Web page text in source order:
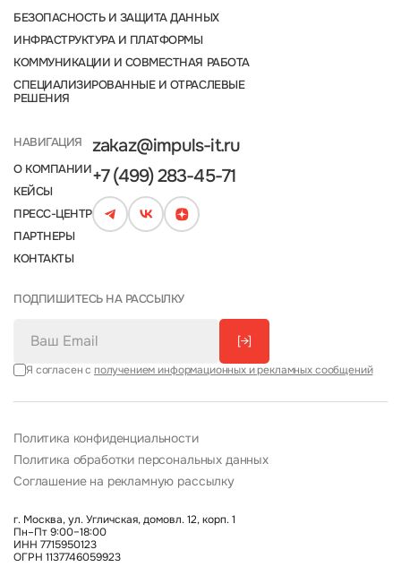
НАВИГАЦИЯ
О КОМПАНИИ
КЕЙСЫ
ПРЕСС-ЦЕНТР
ПАРТНЕРЫ
КОНТАКТЫ
zakaz@impuls-it.ru
+7 (499) 283-45-71
БЕЗОПАСНОСТЬ И ЗАЩИТА ДАННЫХ
ИНФРАСТРУКТУРА И ПЛАТФОРМЫ
КОММУНИКАЦИИ И СОВМЕСТНАЯ РАБОТА
СПЕЦИАЛИЗИРОВАННЫЕ И ОТРАСЛЕВЫЕ
РЕШЕНИЯ
ПОДПИШИТЕСЬ НА РАССЫЛКУ
[→]
Я согласен с получением информационных и рекламных сообщений
Политика конфиденциальности
Политика обработки персональных данных
Соглашение на рекламную рассылку
г. Москва, ул. Угличская, домовл. 12, корп. 1
Пн–Пт 9:00–18:00
ИНН 7715950123
ОГРН 1137746059923